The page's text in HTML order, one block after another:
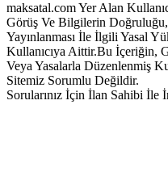
maksatal.com Yer Alan
Görüş Ve Bilgilerin
Yayınlanması İle İlgili Yasal
Kullanıcıya Aittir.Bu İçeriğin,
Veya Yasalarla Düzenlenmiş
Sitemiz Sorumlu Değildir.
Sorularınız İçin İlan Sahibi İle